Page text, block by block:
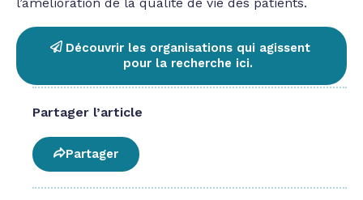
Découvrir les organisations qui agissent
pour la recherche ici.
Partager l’article
Partager